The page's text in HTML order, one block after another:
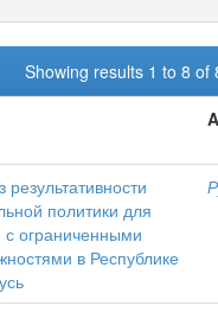
Showing results 1 to 8 of
результативности
политики для
ограниченными
в Республике